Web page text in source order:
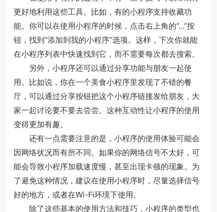
更好地利用这些工具。比如，有的小程序支持收藏功
能。你可以在使用小程序的时候，点击右上角的“...”按
钮，找到“添加到我的小程序”选项。这样，下次你就能
在小程序列表中快速找到它，而不需要每次都去搜索。
另外，小程序还可以通过分享功能与朋友一起使
用。比如说，你在一个美食小程序里发现了不错的餐
厅，可以通过分享按钮把这个小程序链接发给朋友，大
家一起讨论要不要去尝尝。这种互动性让小程序的使用
变得更加有趣。
还有一点需要注意的是，小程序的使用体验可能会
因网络状况而有所不同。如果你的网络信号不太好，可
能会导致小程序加载速度慢，甚至出现卡顿的现象。为
了避免这种情况，建议在使用小程序时，尽量选择信号
好的地方，或者在Wi-Fi环境下使用。
除了这些基本的使用方法和技巧，小程序的类型也